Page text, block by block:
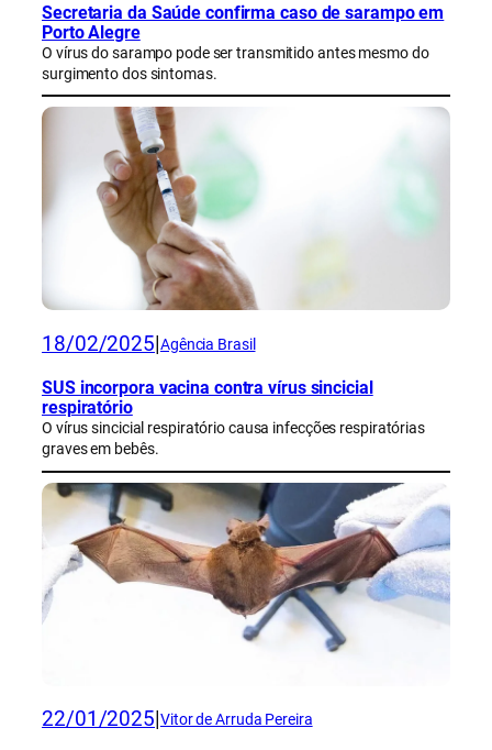
Secretaria da Saúde confirma caso de sarampo em
Porto Alegre
O vírus do sarampo pode ser transmitido antes mesmo do
surgimento dos sintomas.
18/02/2025 Agência Brasil
SUS incorpora vacina contra vírus sincicial
respiratório
O vírus sincicial respiratório causa infecções respiratórias
graves em bebês.
22/01/2025 Vitor de Arruda Pereira